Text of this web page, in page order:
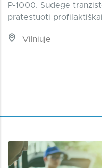
P-1000. Sudege
pratestuoti
Vilniuje